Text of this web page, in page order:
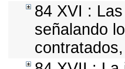
84 XVI :
señalando